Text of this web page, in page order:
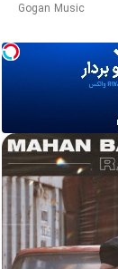
Gogan Music